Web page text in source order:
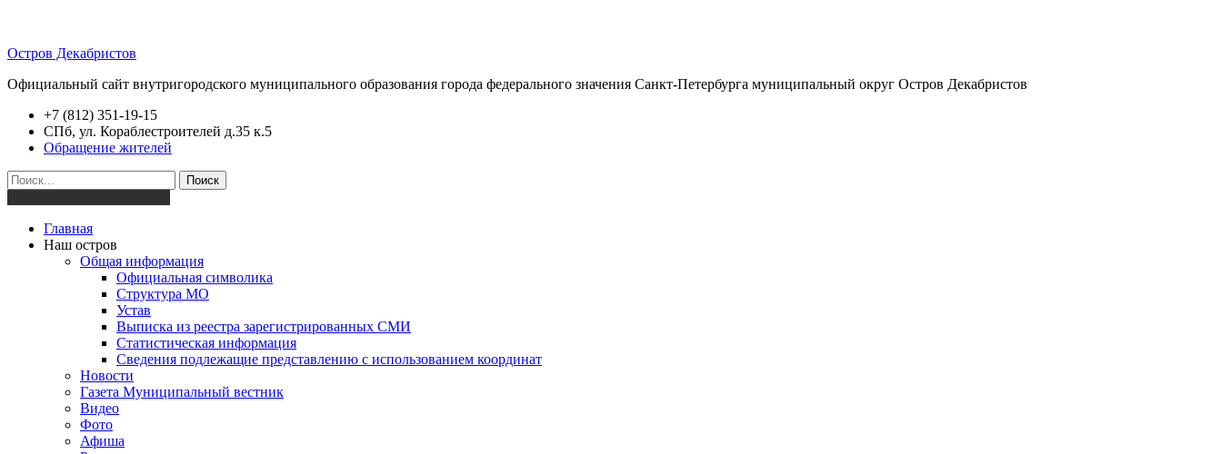
Остров Декабристов
Официальный сайт внутригородского муниципального образования города федерального значения Санкт-Петербурга муниципальный округ Остров Декабристов
+7 (812) 351-19-15
СПб, ул. Кораблестроителей д.35 к.5
Обращение жителей
Поиск
Главная
Наш остров
Общая информация
Официальная символика
Структура МО
Устав
Выписка из реестра зарегистрированных СМИ
Статистическая информация
Сведения подлежащие представлению с использованием координат
Новости
Газета Муниципальный вестник
Видео
Фото
Афиша